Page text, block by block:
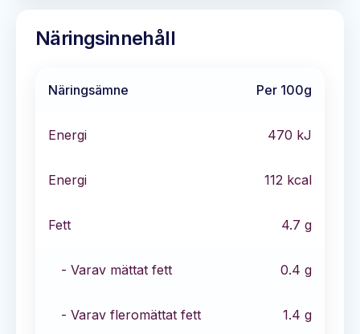
Näringsinnehåll
Näringsämne Per 100g
Energi 470 kJ
Energi 112 kcal
Fett 4.7 g
- Varav mättat fett 0.4 g
- Varav fleromättat fett 1.4 g